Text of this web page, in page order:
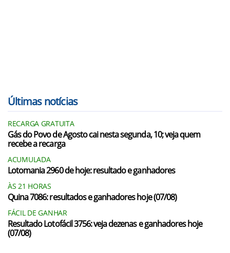
Últimas notícias
RECARGA GRATUITA
Gás do Povo de Agosto cai nesta segunda, 10; veja quem
recebe a recarga
ACUMULADA
Lotomania 2960 de hoje: resultado e ganhadores
ÀS 21 HORAS
Quina 7086: resultados e ganhadores hoje (07/08)
FÁCIL DE GANHAR
Resultado Lotofácil 3756: veja dezenas e ganhadores hoje
(07/08)